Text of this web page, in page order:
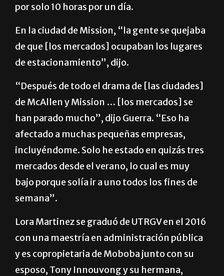
por solo 10 horas por un día.
En la ciudad de Mission, “la gente se quejaba
de que [los mercados] ocupaban los lugares
de estacionamiento”, dijo.
“Después de todo el drama de [las ciudades]
de McAllen y Mission … [los mercados] se
han parado mucho”, dijo Guerra. “Eso ha
afectado a muchas pequeñas empresas,
incluyéndome. Solo he estado en quizás tres
mercados desde el verano, lo cual es muy
bajo porque solía ir a uno todos los fines de
semana”.
Lora Martinez se graduó de UTRGV en el 2016
con una maestría en administración pública
y es copropietaria de Moboba junto con su
esposo, Tony Innouvong y su hermana,